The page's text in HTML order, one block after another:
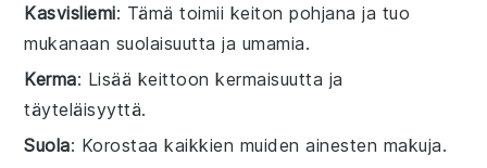
Kasvisliemi: Tämä toimii keiton pohjana ja tuo
mukanaan suolaisuutta ja umamia.
Kerma: Lisää keittoon kermaisuutta ja
täyteläisyyttä.
Suola: Korostaa kaikkien muiden ainesten makuja.